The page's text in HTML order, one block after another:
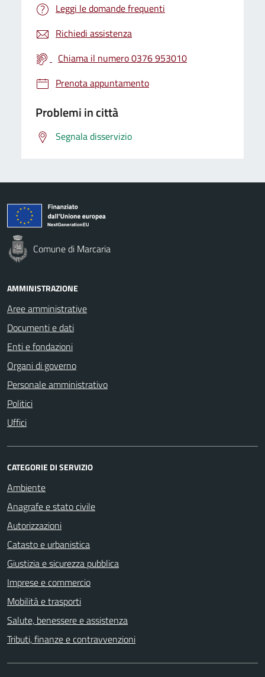
Leggi le domande frequenti
Richiedi assistenza
Chiama il numero 0376 953010
Prenota appuntamento
Problemi in città
Segnala disservizio
Comune di Marcaria
AMMINISTRAZIONE
Aree amministrative
Documenti e dati
Enti e fondazioni
Organi di governo
Personale amministrativo
Politici
Uffici
CATEGORIE DI SERVIZIO
Ambiente
Anagrafe e stato civile
Autorizzazioni
Catasto e urbanistica
Giustizia e sicurezza pubblica
Imprese e commercio
Mobilità e trasporti
Salute, benessere e assistenza
Tributi, finanze e contravvenzioni